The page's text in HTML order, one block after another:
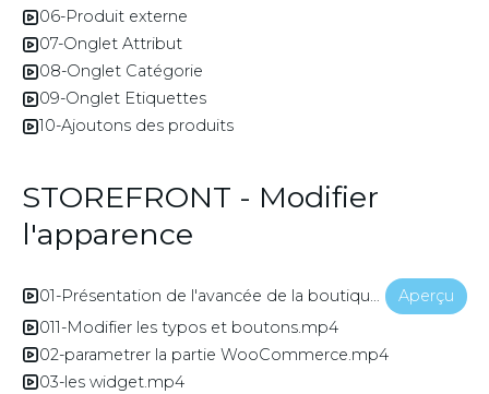
06-Produit externe
07-Onglet Attribut
08-Onglet Catégorie
09-Onglet Etiquettes
10-Ajoutons des produits
STOREFRONT - Modifier
l'apparence
Aperçu
011-Modifier les typos et boutons.mp4
02-parametrer la partie WooCommerce.mp4
03-les widget.mp4